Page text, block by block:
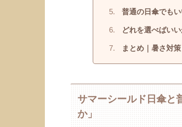
普通の日傘でもい
どれを選べばい
まとめ｜暑さ対
サマーシールド日傘と
か」